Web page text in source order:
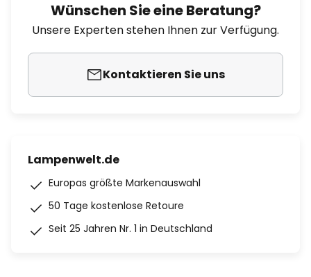
Wünschen Sie eine Beratung?
Unsere Experten stehen Ihnen zur Verfügung.
Kontaktieren Sie uns
Lampenwelt.de
Europas größte Markenauswahl
50 Tage kostenlose Retoure
Seit 25 Jahren Nr. 1 in Deutschland